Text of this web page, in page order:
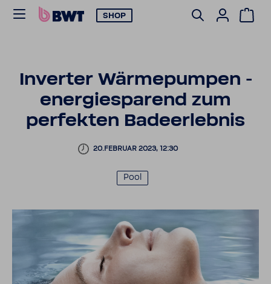
SHOP
Inverter Wärme­pumpen -
ener­gie­spa­rend zum
perfekten Bade­er­lebnis
20.FEBRUAR 2023, 12:30
Pool